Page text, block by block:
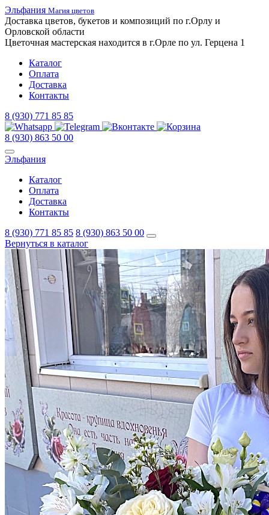
Эльфания Магия цветов
Доставка цветов, букетов и композиций по г.Орлу и
Орловской области
Цветочная мастерская находится в г.Орле по ул. Герцена 1
Каталог
Оплата
Доставка
Контакты
8 (930) 771 85 85
8 (930) 863 50 00
Эльфания
Каталог
Оплата
Доставка
Контакты
8 (930) 771 85 85 8 (930) 863 50 00
Вернуться в каталог